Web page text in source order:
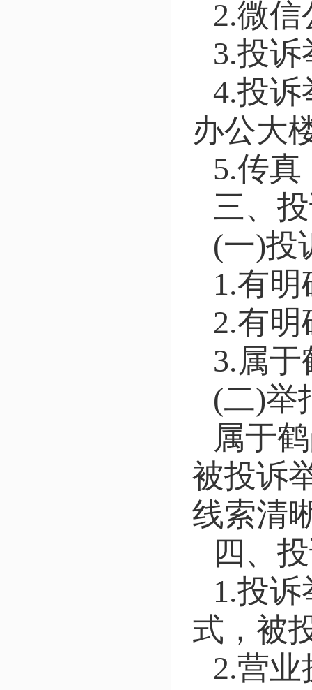
2.微
3.投诉
4.投
办公大
5.传真
三、
(一)投
1.有
2.有
3.属
(二)举
属于
被投诉
线索清
四、
1.投
式，被
2.营